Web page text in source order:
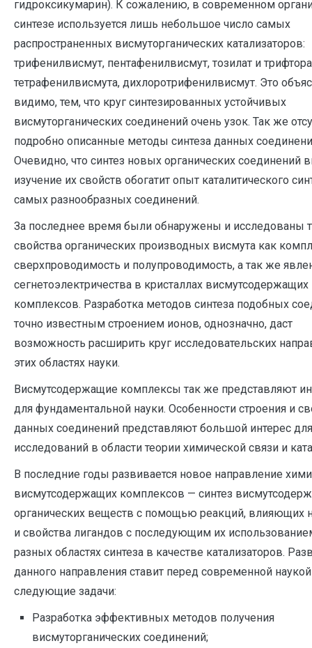
гидроксикумарин). К сожалению, в современном
синтезе используется лишь небольшое число самых
распространенных висмуторганических катализаторов:
трифенилвисмут, пентафенилвисмут, тозилат и
тетрафенилвисмута, дихлоротрифенилвисмут. Это
видимо, тем, что круг синтезированных устойчивых
висмуторганических соединений очень узок. Так же
подробно описанные методы синтеза данных
Очевидно, что синтез новых органических соединений
изучение их свойств обогатит опыт каталитического
самых разнообразных соединений.
За последнее время были обнаружены и исследованы
свойства органических производных висмута как
сверхпроводимость и полупроводимость, а так же
сегнетоэлектричества в кристаллах висмутсодержащих
комплексов. Разработка методов синтеза подобных
точно известным строением ионов, однозначно, даст
возможность расширить круг исследовательских
этих областях науки.
Висмутсодержащие комплексы так же представляют
для фундаментальной науки. Особенности строения и
данных соединений представляют большой интерес для
исследований в области теории химической связи и
В последние годы развивается новое направление
висмутсодержащих комплексов — синтез
органических веществ с помощью реакций, влияющих
и свойства лигандов с последующим их
разных областях синтеза в качестве катализаторов.
данного направления ставит перед современной наукой
следующие задачи:
Разработка эффективных методов получения
висмуторганических соединений;